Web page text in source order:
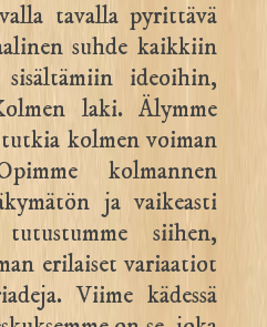
tavalla pyrittävä
suhde kaikkiin
sisältämiin ideoihin,
laki. Älymme
kolmen voiman
kolmannen
ja vaikeasti
siihen,
erilaiset variaatiot
Viime kädessä